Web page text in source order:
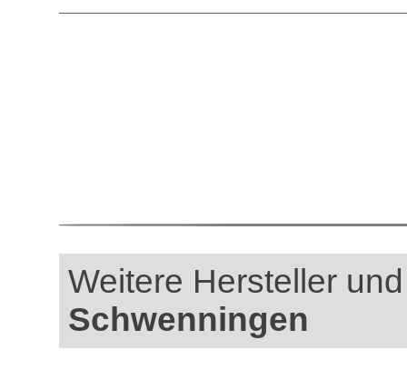
Weitere Hersteller
Schwenningen